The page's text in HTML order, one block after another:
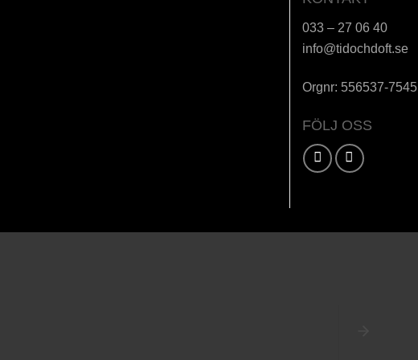
033 – 27 06 40
info@tidochdoft.se
Orgnr: 556537-7545
FÖLJ OSS